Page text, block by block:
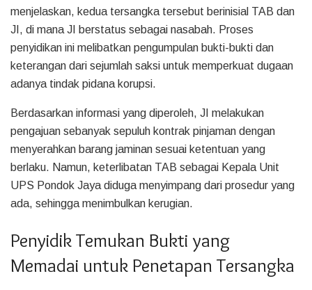
menjelaskan, kedua tersangka tersebut berinisial TAB dan
JI, di mana JI berstatus sebagai nasabah. Proses
penyidikan ini melibatkan pengumpulan bukti-bukti dan
keterangan dari sejumlah saksi untuk memperkuat dugaan
adanya tindak pidana korupsi.
Berdasarkan informasi yang diperoleh, JI melakukan
pengajuan sebanyak sepuluh kontrak pinjaman dengan
menyerahkan barang jaminan sesuai ketentuan yang
berlaku. Namun, keterlibatan TAB sebagai Kepala Unit
UPS Pondok Jaya diduga menyimpang dari prosedur yang
ada, sehingga menimbulkan kerugian.
Penyidik Temukan Bukti yang
Memadai untuk Penetapan Tersangka